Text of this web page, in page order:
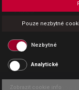
Platba
Povinná publicita
Pouze nezbytné
Nezbytné
Analytické
Zobrazit cookie info